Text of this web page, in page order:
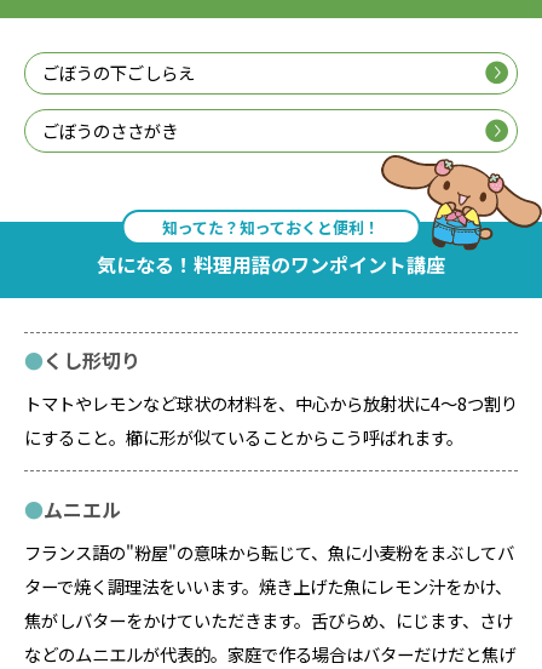
ごぼうの下ごしらえ
ごぼうのささがき
知ってた？知っておくと便利！
気になる！料理用語のワンポイント講座
くし形切り
トマトやレモンなど球状の材料を、中心から放射状に4～8つ割り
にすること。櫛に形が似ていることからこう呼ばれます。
ムニエル
フランス語の"粉屋"の意味から転じて、魚に小麦粉をまぶしてバ
ターで焼く調理法をいいます。焼き上げた魚にレモン汁をかけ、
焦がしバターをかけていただきます。舌びらめ、にじます、さけ
などのムニエルが代表的。家庭で作る場合はバターだけだと焦げ